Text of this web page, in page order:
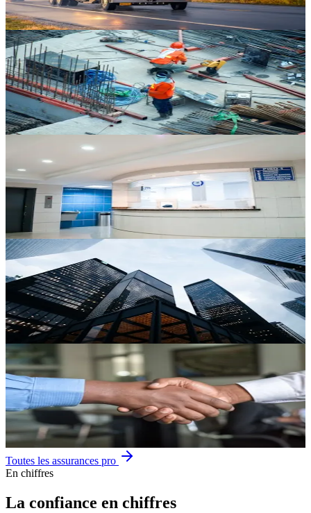
Découvrir
RC Décennale
Responsabilité 10 ans pour les professionnels de la construction.
Découvrir
Hospitalisation Pro
Avantage extra-légal pour fidéliser vos employés.
Découvrir
Perte d'Exploitation
Compensation du chiffre d'affaires perdu après un sinistre.
Découvrir
Assurance Groupe
Plan pension pour vos employés. Avantage fiscal pour l'entreprise.
Découvrir
Toutes les assurances pro
En chiffres
La confiance en chiffres